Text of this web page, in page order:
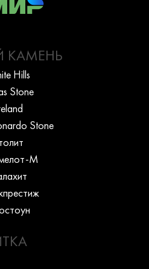
КАМЕНЬ
Hills
Stone
Stone
М